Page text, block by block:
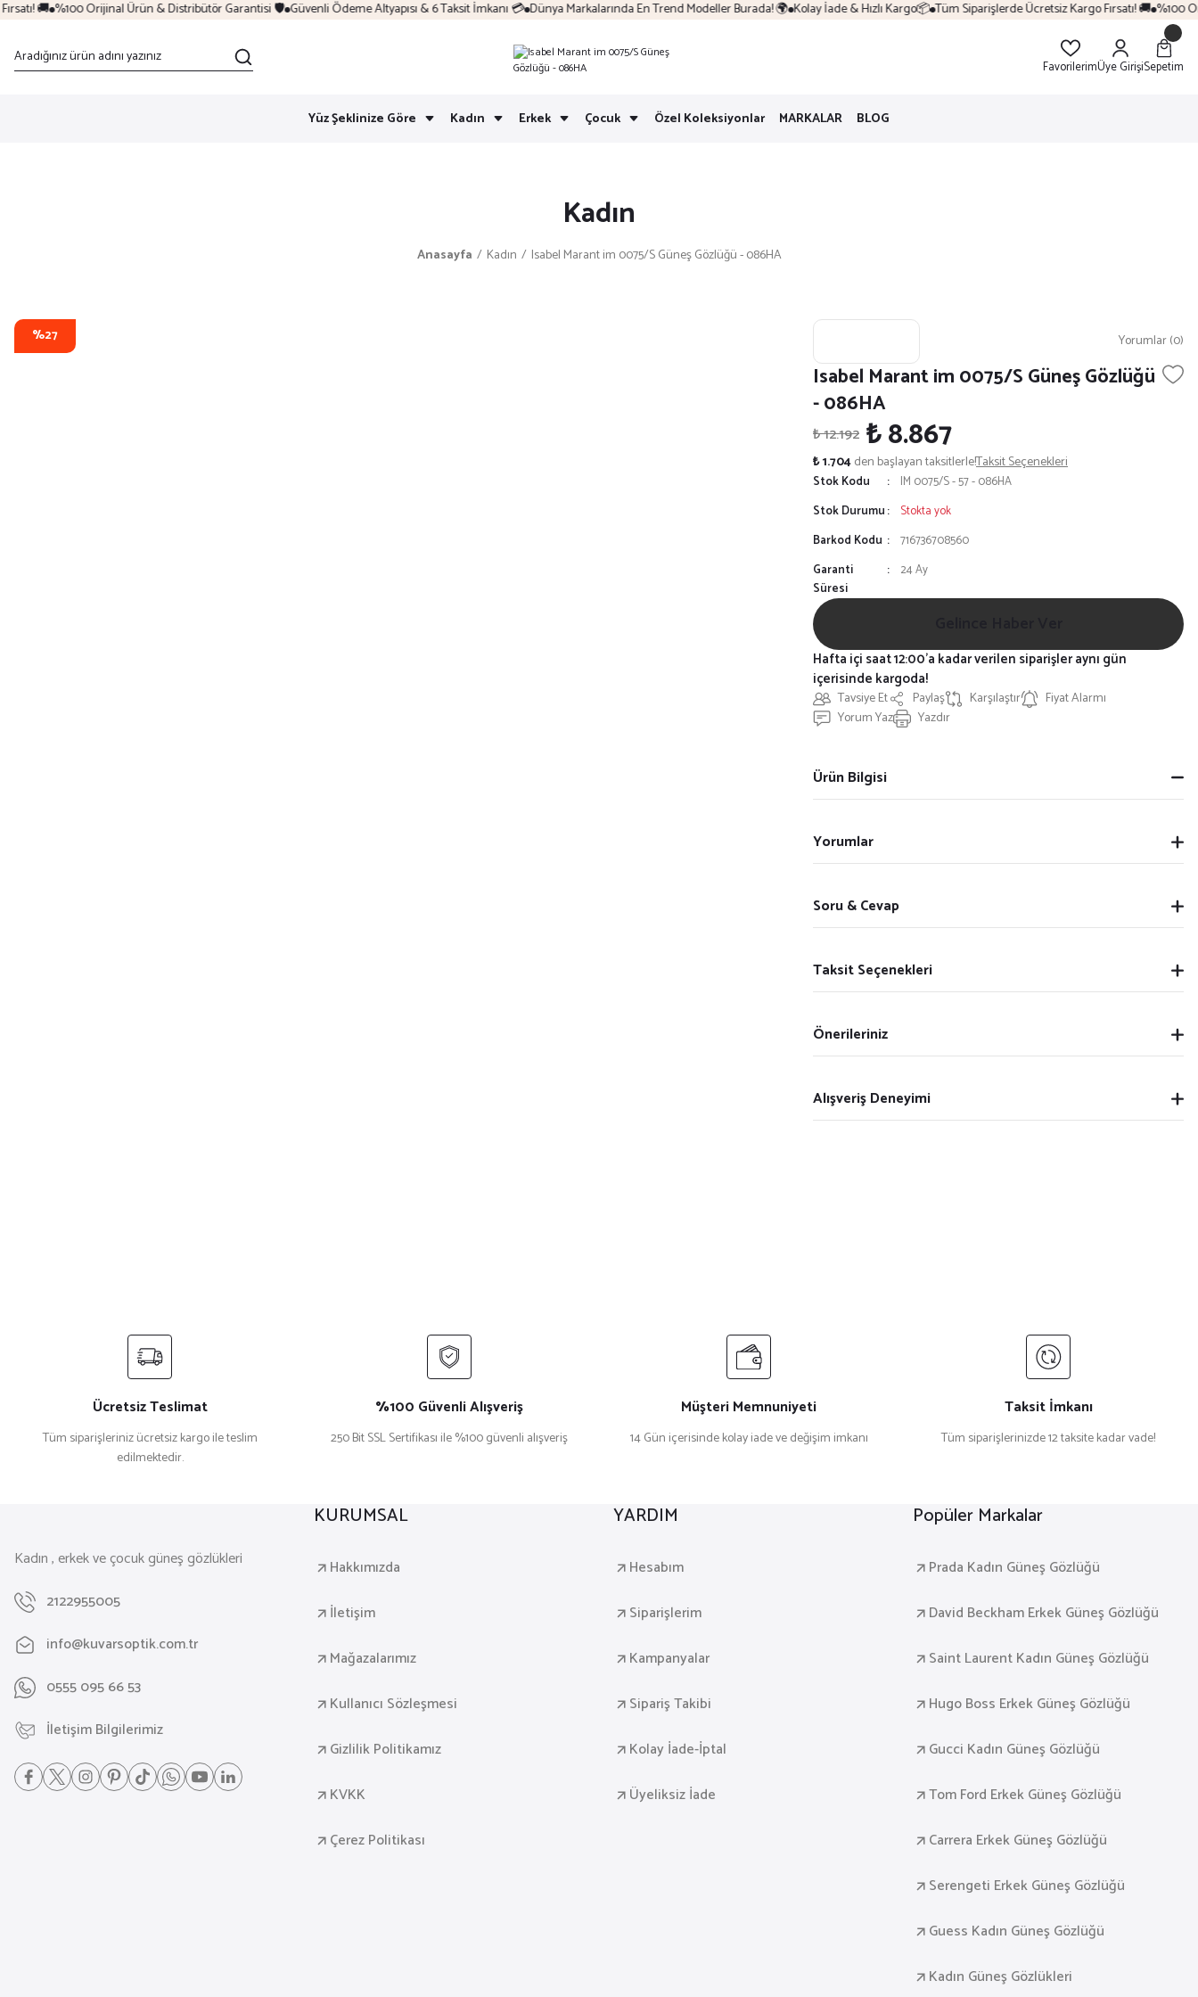
🚚 %100 Orijinal Ürün & Distribütör Garantisi 🛡️ Güvenli Ödeme Altyapısı & 6 Taksit İmkanı 💳 Dünya Markalarında En Trend Modeller Burada! 🌍 Kolay İade & Hızlı Kargo📦 Tüm Siparişlerde Ücretsiz Kargo Fırsatı! 🚚 %100
FavorilerimÜye GirişiSepetim
Yüz Şeklinize Göre Kadın Erkek Çocuk Özel Koleksiyonlar MARKALAR BLOG
Kadın
Anasayfa Kadın Isabel Marant im 0075/S Güneş Gözlüğü - 086HA
%27 Yorumlar (0)
Isabel Marant im 0075/S Güneş Gözlüğü
- 086HA
₺ 12.192 ₺ 8.867
₺ 1.704den başlayan taksitlerle!Taksit Seçenekleri
Stok Kodu
IM 0075/S - 57 - 086HA
Stok Durumu
Stokta yok
Barkod Kodu
716736708560
Garanti
Süresi
24 Ay
Tavsiye Et Paylaş Karşılaştır
Fiyat Alarmı
Yorum Yaz
Yazdır
Hafta içi saat 12:00'a kadar verilen siparişler aynı gün
içerisinde kargoda!
Ürün Bilgisi
Yorumlar
Soru & Cevap
Taksit Seçenekleri
Önerileriniz
Alışveriş Deneyimi
Ücretsiz Teslimat
Tüm siparişleriniz ücretsiz kargo ile teslim
edilmektedir.
%100 Güvenli Alışveriş
250 Bit SSL Sertifikası ile %100 güvenli alışveriş
Müşteri Memnuniyeti
14 Gün içerisinde kolay iade ve değişim imkanı
Taksit İmkanı
Tüm siparişlerinizde 12 taksite kadar vade!
Kadın , erkek ve çocuk güneş gözlükleri
2122955005
info@kuvarsoptik.com.tr
0555 095 66 53
İletişim Bilgilerimiz
KURUMSAL
Hakkımızda
İletişim
Mağazalarımız
Kullanıcı Sözleşmesi
Gizlilik Politikamız
KVKK
Çerez Politikası
YARDIM
Hesabım
Siparişlerim
Kampanyalar
Sipariş Takibi
Kolay İade-İptal
Üyeliksiz İade
Popüler Markalar
Prada Kadın Güneş Gözlüğü
David Beckham Erkek Güneş Gözlüğü
Saint Laurent Kadın Güneş Gözlüğü
Hugo Boss Erkek Güneş Gözlüğü
Gucci Kadın Güneş Gözlüğü
Tom Ford Erkek Güneş Gözlüğü
Carrera Erkek Güneş Gözlüğü
Serengeti Erkek Güneş Gözlüğü
Guess Kadın Güneş Gözlüğü
Kadın Güneş Gözlükleri